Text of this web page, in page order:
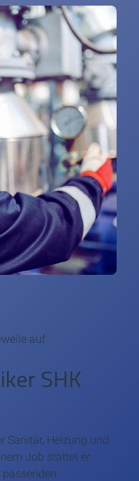
auf
SHK
Sanitär, Heizung und
Job stattet er